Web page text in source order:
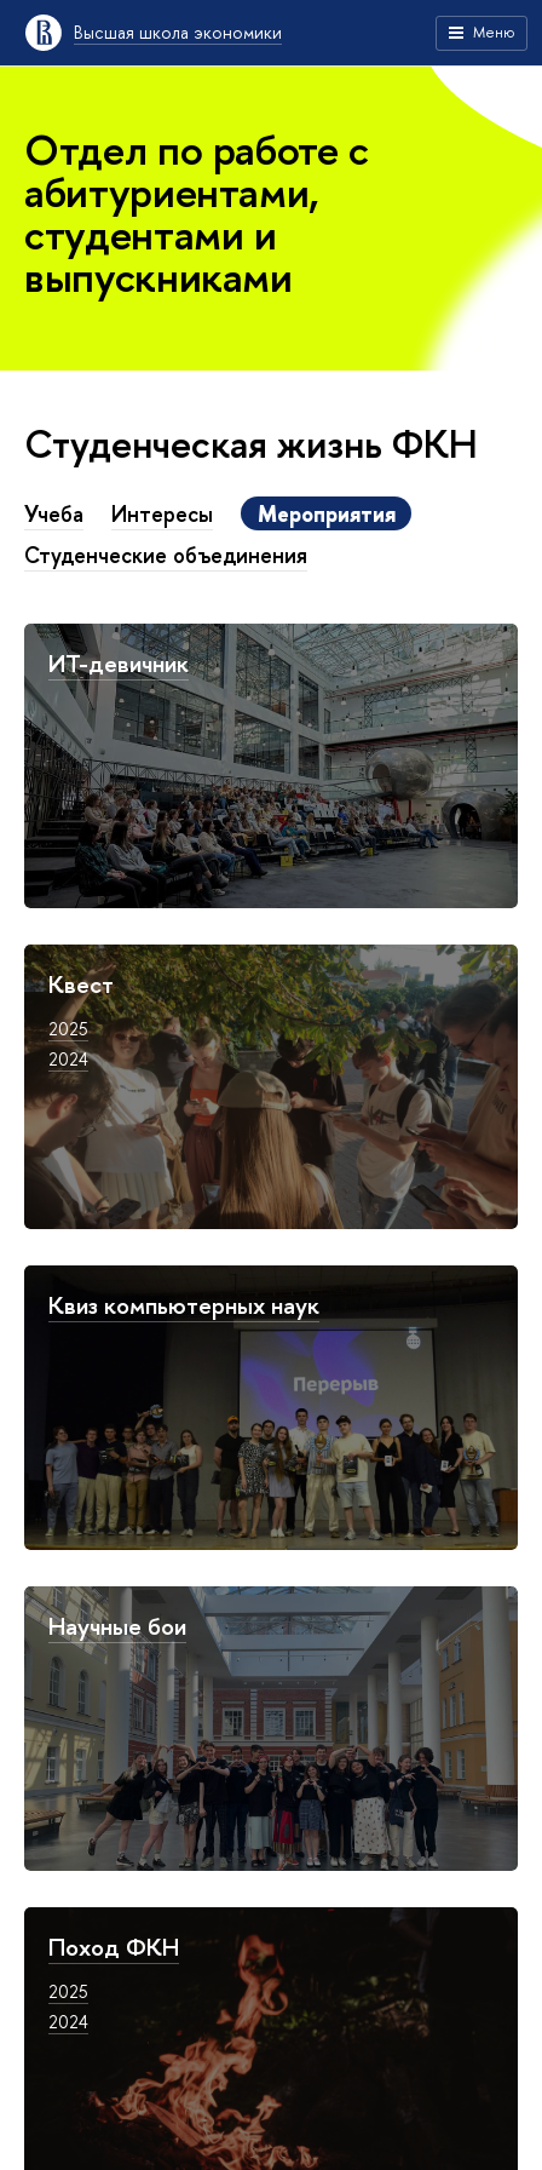
Высшая школа экономики Меню
Отдел по работе с
абитуриентами,
студентами и
выпускниками
Студенческая жизнь ФКН
Учеба Интересы
Мероприятия
Студенческие объединения
ИТ-девичник
Квест
2025
2024
Квиз компьютерных наук
Научные бои
Поход ФКН
2025
2024